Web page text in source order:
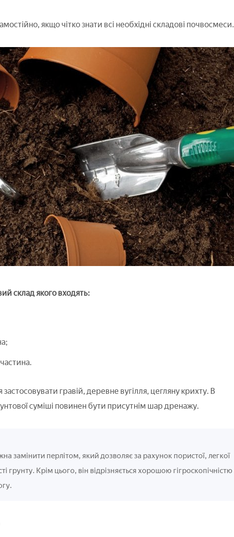
якщо чітко знати всі необхідні складові почвосмеси.
склад якого входять:
гравій, деревне вугілля, цегляну крихту. В
суміші повинен бути присутнім шар дренажу.
замінити перлітом, який дозволяє за рахунок пористої, легкої
грунту. Крім цього, він відрізняється хорошою гігроскопічністю